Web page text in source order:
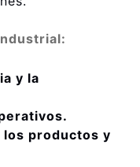
y la
los productos y